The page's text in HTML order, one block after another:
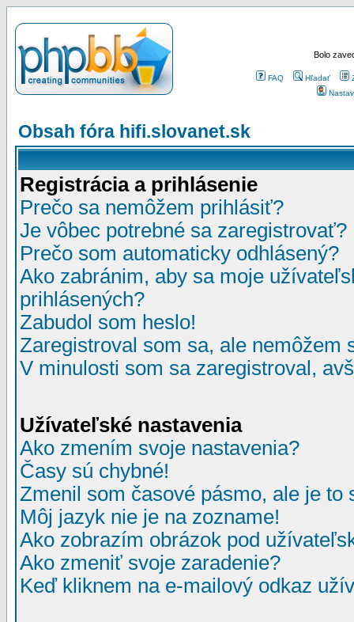
Bolo
FAQ Hľadať
Obsah fóra hifi.slovanet.sk
Registrácia a prihlásenie
Prečo sa nemôžem prihlásiť?
Je vôbec potrebné sa zaregistrovať?
Prečo som automaticky odhlásený?
Ako zabránim, aby sa moje
prihlásených?
Zabudol som heslo!
Zaregistroval som sa, ale nemôžem
V minulosti som sa zaregistroval,
Užívateľské nastavenia
Ako zmením svoje nastavenia?
Časy sú chybné!
Zmenil som časové pásmo, ale je to
Môj jazyk nie je na zozname!
Ako zobrazím obrázok pod
Ako zmeniť svoje zaradenie?
Keď kliknem na e-mailový odkaz